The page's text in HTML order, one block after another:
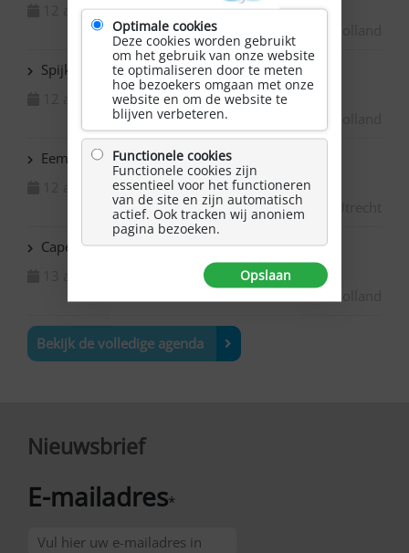
12 augustus 2026
Spijkenisse – NAH inloop
12 augustus 2026
Eemnes: NAH Café
12 augustus 2026
Capelle ad IJssel – Boetseren in het Praatatelier
Bekijk de volledige agenda
Nieuwsbrief
E-mailadres*
Optimale cookies
Deze cookies worden gebruikt
om het gebruik van onze website
te optimaliseren door te meten
hoe bezoekers omgaan met onze
website en om de website te
blijven verbeteren.
Functionele cookies
Functionele cookies zijn
essentieel voor het functioneren
van de site en zijn automatisch
actief. Ook tracken wij anoniem
pagina bezoeken.
Opslaan